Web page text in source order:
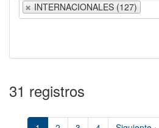
INTERNACIONALES (127)
31 registros